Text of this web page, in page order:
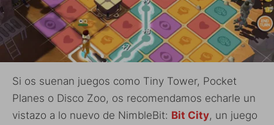
Si os suenan juegos como Tiny Tower, Pocket
Planes o Disco Zoo, os recomendamos echarle un
vistazo a lo nuevo de NimbleBit: Bit City, un juego